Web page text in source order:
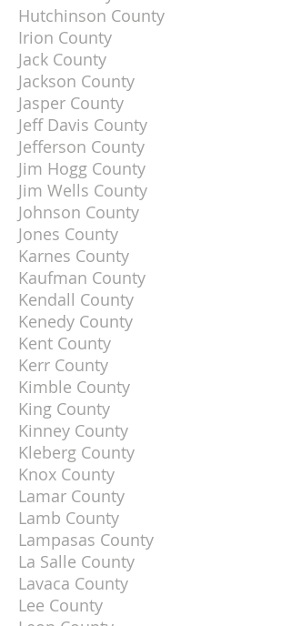
Hutchinson County
Irion County
Jack County
Jackson County
Jasper County
Jeff Davis County
Jefferson County
Jim Hogg County
Jim Wells County
Johnson County
Jones County
Karnes County
Kaufman County
Kendall County
Kenedy County
Kent County
Kerr County
Kimble County
King County
Kinney County
Kleberg County
Knox County
Lamar County
Lamb County
Lampasas County
La Salle County
Lavaca County
Lee County